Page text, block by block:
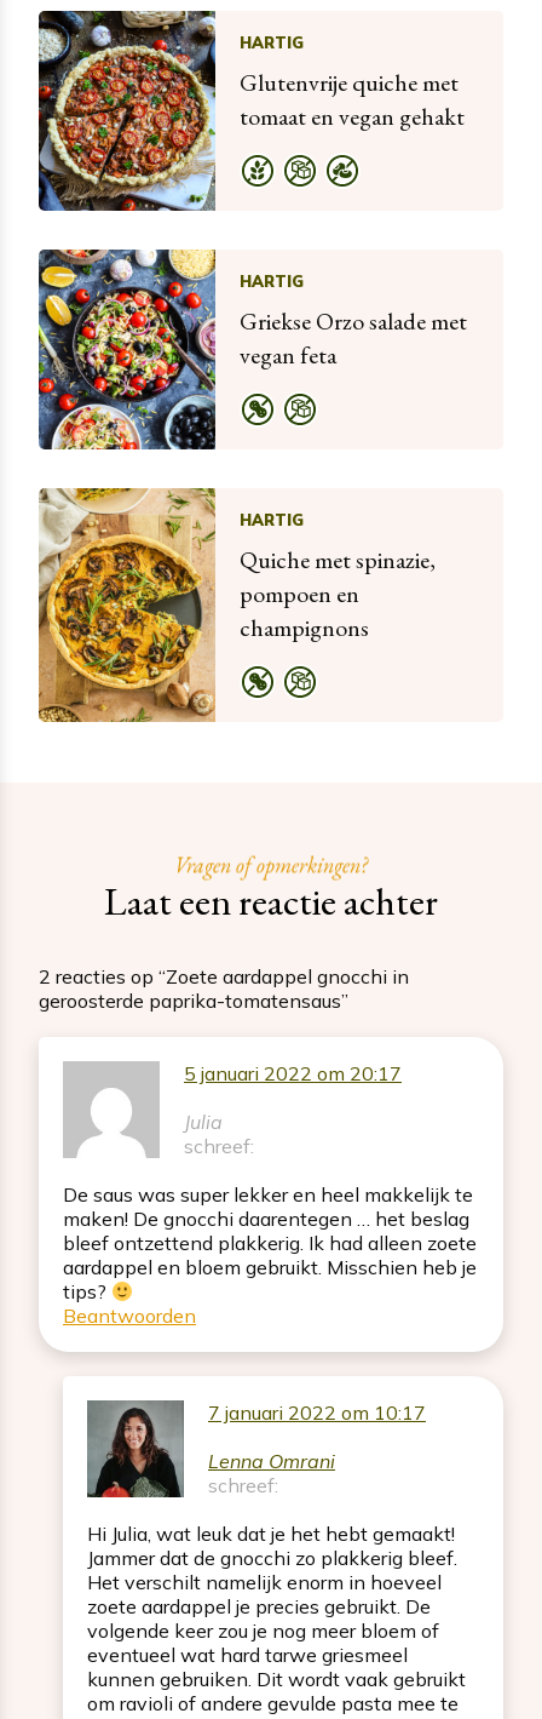
HARTIG
Glutenvrije quiche met
tomaat en vegan gehakt
HARTIG
Griekse Orzo salade met
vegan feta
HARTIG
Quiche met spinazie,
pompoen en
champignons
Vragen of opmerkingen?
Laat een reactie achter
2 reacties op “Zoete aardappel gnocchi in
geroosterde paprika-tomatensaus”
Julia
schreef:
5 januari 2022 om 20:17
De saus was super lekker en heel makkelijk te
maken! De gnocchi daarentegen … het beslag
bleef ontzettend plakkerig. Ik had alleen zoete
aardappel en bloem gebruikt. Misschien heb je
tips?
Beantwoorden
Lenna Omrani
schreef:
7 januari 2022 om 10:17
Hi Julia, wat leuk dat je het hebt gemaakt!
Jammer dat de gnocchi zo plakkerig bleef.
Het verschilt namelijk enorm in hoeveel
zoete aardappel je precies gebruikt. De
volgende keer zou je nog meer bloem of
eventueel wat hard tarwe griesmeel
kunnen gebruiken. Dit wordt vaak gebruikt
om ravioli of andere gevulde pasta mee te